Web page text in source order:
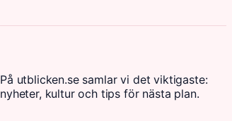
På utblicken.se samlar vi det viktigaste:
nyheter, kultur och tips för nästa plan.